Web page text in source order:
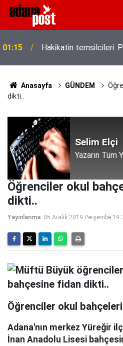
01:15 Hakikatin temsilcileri:
Anasayfa GÜNDEM
dikti..
Selim Elçi
Yazarın Tüm
Öğrenciler okul
dikti..
Yayınlanma: 05 Aralık 2019 Perşembe
Öğrenciler okul
Adana'nın merkez Yüreğir
İnan Anadolu Lisesi